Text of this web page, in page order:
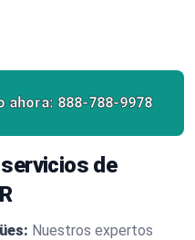
ahora: 888-788-9978
de
Nuestros expertos